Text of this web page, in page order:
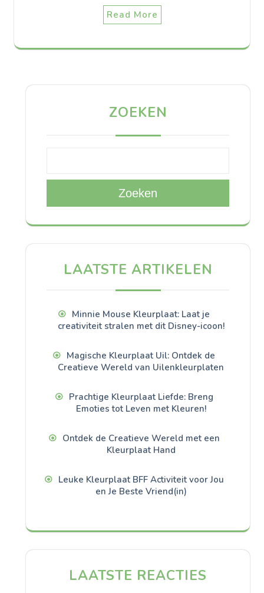
Read More
ZOEKEN
Zoeken
LAATSTE ARTIKELEN
Minnie Mouse Kleurplaat: Laat je
creativiteit stralen met dit Disney-icoon!
Magische Kleurplaat Uil: Ontdek de
Creatieve Wereld van Uilenkleurplaten
Prachtige Kleurplaat Liefde: Breng
Emoties tot Leven met Kleuren!
Ontdek de Creatieve Wereld met een
Kleurplaat Hand
Leuke Kleurplaat BFF Activiteit voor Jou
en Je Beste Vriend(in)
LAATSTE REACTIES